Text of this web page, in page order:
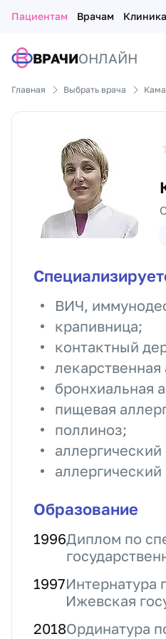
Пациентам Врачам
ВРАЧИОНЛАЙН
Главная Выбрать врача
ВИЧ,
крапивница;
контактный
лекарственная
бронхиальная
пищевая
поллиноз;
аллергический
Образование
1996Диплом по
1997Интернатура
Ижевская
2018Ординатура